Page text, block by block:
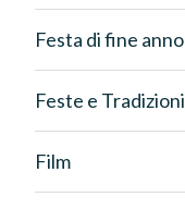
Festa di fine anno
Feste e Tradizioni
Film